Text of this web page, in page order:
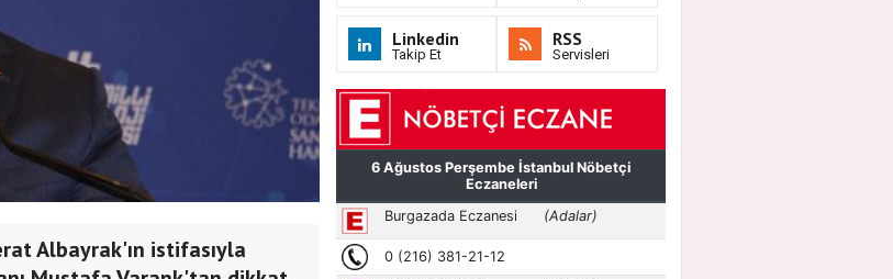
Albayrak'ın istifasıyla
Linkedin
Takip Et
RSS
Servisleri